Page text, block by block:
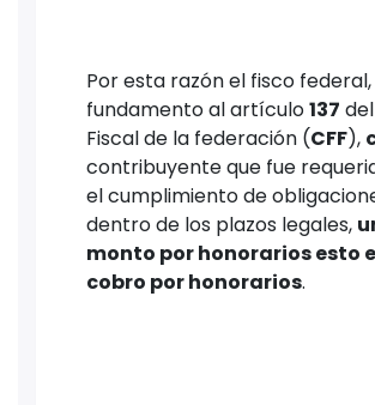
Por esta razón el fisco
fundamento al artículo137
Fiscal de la federación (CFF),
contribuyente que fue
el cumplimiento de
dentro de los plazos legales,
monto por honorarios esto
cobro por honorarios.